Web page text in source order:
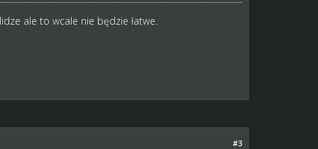
ale to wcale nie będzie łatwe.
#3